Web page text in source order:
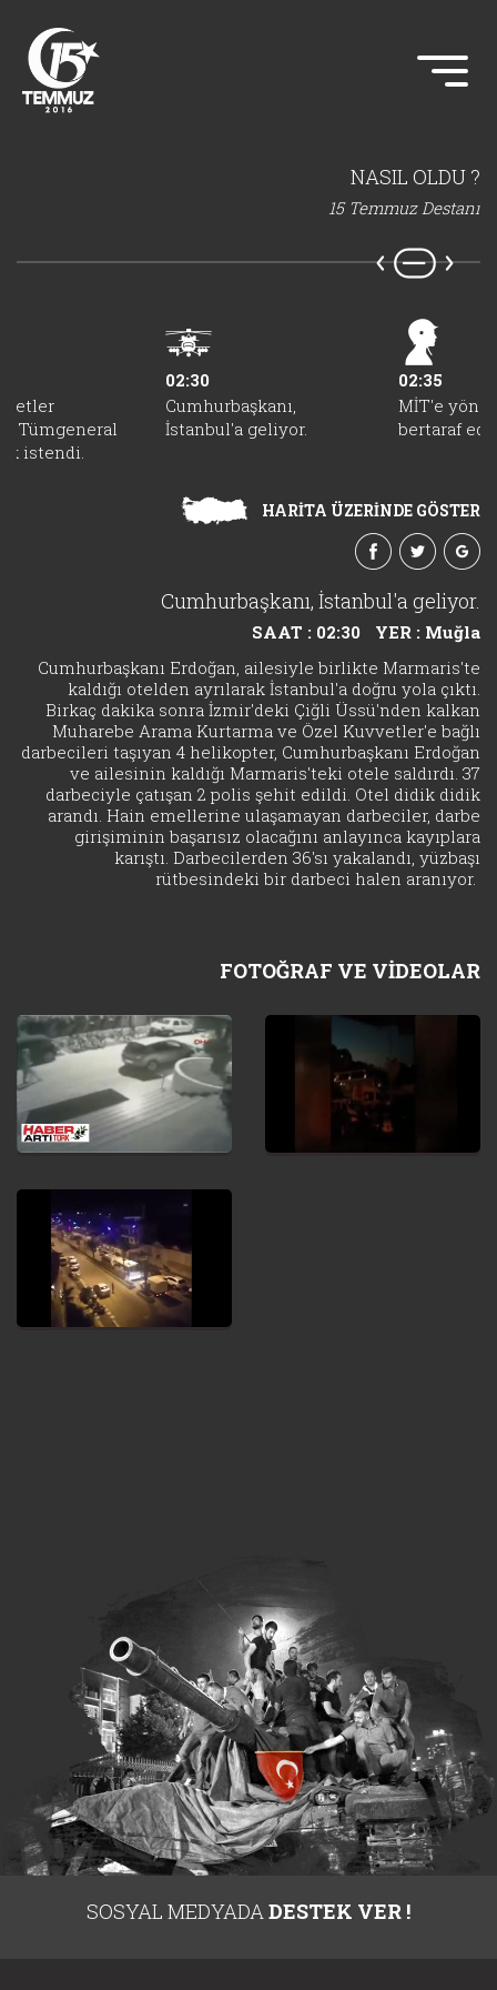
NASIL OLDU ?
15 Temmuz Destanı
Tümgeneral
istendi.
02:30
Cumhurbaşkanı,
İstanbul'a geliyor.
02:35
MİT'e
bertaraf
HARİTA ÜZERİNDE GÖSTER
Cumhurbaşkanı, İstanbul'a geliyor.
SAAT : 02:30
YER : Muğla
Cumhurbaşkanı Erdoğan, ailesiyle birlikte Marmaris'te
kaldığı otelden ayrılarak İstanbul'a doğru yola çıktı.
Birkaç dakika sonra İzmir'deki Çiğli Üssü'nden kalkan
Muharebe Arama Kurtarma ve Özel Kuvvetler'e bağlı
darbecileri taşıyan 4 helikopter, Cumhurbaşkanı Erdoğan
ve ailesinin kaldığı Marmaris'teki otele saldırdı. 37
darbeciyle çatışan 2 polis şehit edildi. Otel didik didik
arandı. Hain emellerine ulaşamayan darbeciler, darbe
girişiminin başarısız olacağını anlayınca kayıplara
karıştı. Darbecilerden 36'sı yakalandı, yüzbaşı
rütbesindeki bir darbeci halen aranıyor.
FOTOĞRAF VE VİDEOLAR
SOSYAL MEDYADADESTEK VER !